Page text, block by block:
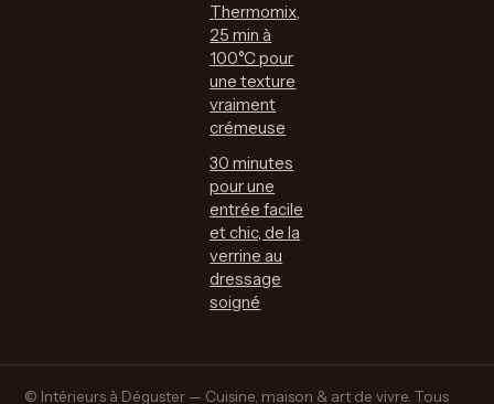
Thermomix,
25 min à
100°C pour
une texture
vraiment
crémeuse
30 minutes
pour une
entrée facile
et chic, de la
verrine au
dressage
soigné
© Intérieurs à Déguster — Cuisine, maison & art de vivre. Tous